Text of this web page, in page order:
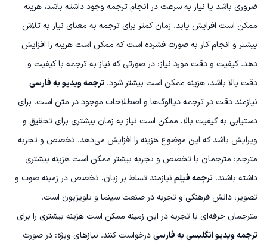
ضروری باشد یا نیاز به سرعت در انجام ترجمه وجود داشته باشد، هزینه
ممکن است افزایش یابد. زمان کمتر برای ترجمه به معنای نیاز به تلاش
بیشتر و انجام کار به صورت فشرده است که ممکن است هزینه را افزایش
دهد. کیفیت و دقت مورد نیاز: در صورتی که نیاز به ترجمه با کیفیت و
دقت بالا باشد، هزینه ممکن است بیشتر شود. ترجمه ویدیو به فارسی
نیازمند دقت در ترجمه دیالوگ‌ها و اصطلاحات موجود در متن است. برای
دستیابی به کیفیت بالا، ممکن است نیاز به زمان بیشتری برای تحقیق و
ویرایش باشد که این موضوع هزینه را افزایش می‌دهد. تخصص و تجربه
مترجم: مترجمان با تخصص و تجربه بیشتر ممکن است هزینه بیشتری
داشته باشند. ترجمه فیلمنیازمند تسلط بر زبان، تخصص در زمینه صوت و
تصویر، دانش فرهنگی و تجربه در صنعت سینما و تلویزیون است.
مترجمان حرفه‌ای با تجربه در این زمینه ممکن است هزینه بیشتری را برای
ترجمه ویدیو انگلیسی به فارسیدرخواست کنند. نیازهای ویژه: در صورت